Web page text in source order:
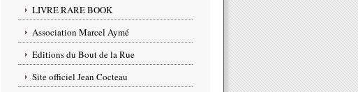
LIVRE RARE BOOK
Association Marcel Aymé
Editions du Bout de la Rue
Site officiel Jean Cocteau